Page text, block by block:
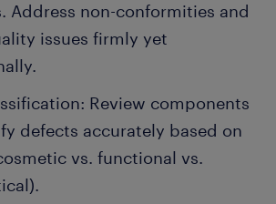
Address non-conformities and
issues firmly yet
Review components
defects accurately based on
vs. functional vs.